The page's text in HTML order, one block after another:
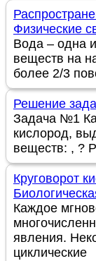
Физические
Вода – одна
веществ на
более 2/3
Решение
Задача №1
кислород,
веществ: , ?
Круговорот
Каждое
явления.
циклические